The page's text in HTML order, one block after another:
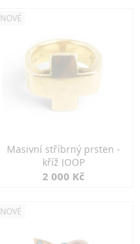
NOVÉ
Masivní stříbrný prsten -
kříž JOOP
2 000 Kč
NOVÉ